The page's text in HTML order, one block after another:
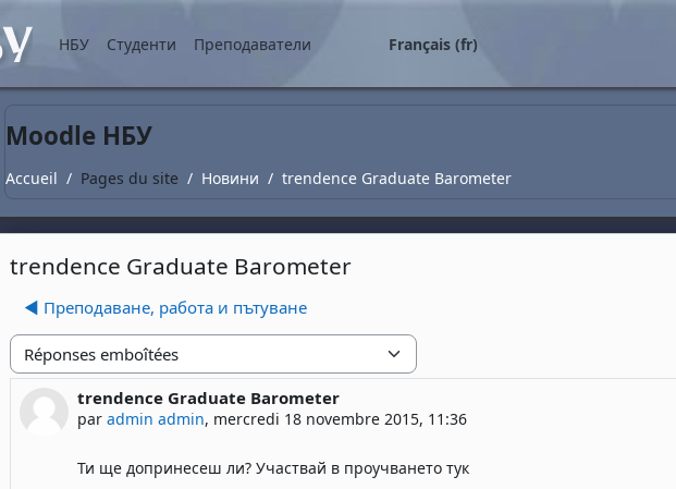
НБУ Студенти Преподаватели Français ‎(fr)‎
Moodle НБУ
Accueil Pages du site Новини trendence Graduate Barometer
trendence Graduate Barometer
◀︎ Преподаване, работа и пътуване
Type d'affichage
trendence Graduate Barometer
par admin admin, mercredi 18 novembre 2015, 11:36
Nombre de réponses : 0
Ти ще допринесеш ли? Участвай в проучването тук